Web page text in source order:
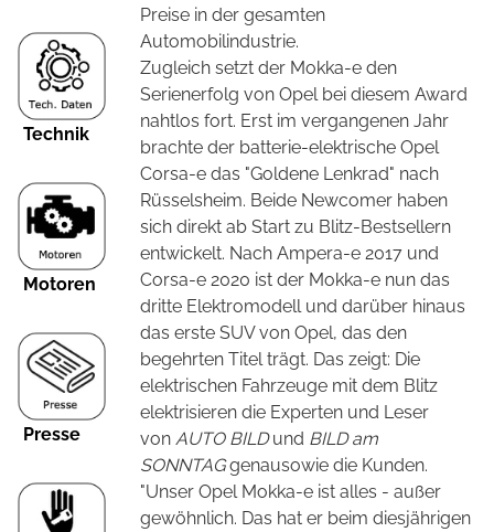
Technik
Motoren
Presse
Preise in der gesamten
Automobilindustrie.
Zugleich setzt der Mokka-e den
Serienerfolg von Opel bei diesem Award
nahtlos fort. Erst im vergangenen Jahr
brachte der batterie-elektrische Opel
Corsa-e das "Goldene Lenkrad" nach
Rüsselsheim. Beide Newcomer haben
sich direkt ab Start zu Blitz-Bestsellern
entwickelt. Nach Ampera-e 2017 und
Corsa-e 2020 ist der Mokka-e nun das
dritte Elektromodell und darüber hinaus
das erste SUV von Opel, das den
begehrten Titel trägt. Das zeigt: Die
elektrischen Fahrzeuge mit dem Blitz
elektrisieren die Experten und Leser
von AUTO BILDund BILD am
SONNTAGgenausowie die Kunden.
"Unser Opel Mokka-e ist alles - außer
gewöhnlich. Das hat er beim diesjährigen